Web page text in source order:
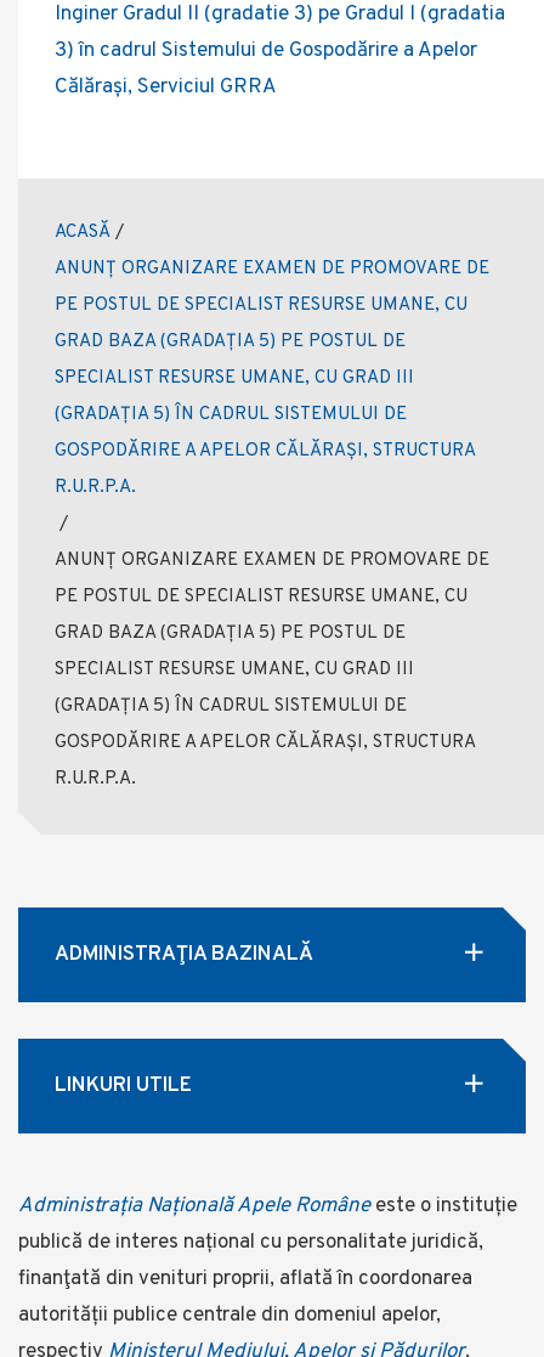
Inginer Gradul II (gradatie 3) pe Gradul I (gradatia
3) în cadrul Sistemului de Gospodărire a Apelor
Călărași, Serviciul GRRA
ACASĂ /
ANUNȚ ORGANIZARE EXAMEN DE PROMOVARE DE
PE POSTUL DE SPECIALIST RESURSE UMANE, CU
GRAD BAZA (GRADAȚIA 5) PE POSTUL DE
SPECIALIST RESURSE UMANE, CU GRAD III
(GRADAȚIA 5) ÎN CADRUL SISTEMULUI DE
GOSPODĂRIRE A APELOR CĂLĂRAȘI, STRUCTURA
R.U.R.P.A.
/
ANUNȚ ORGANIZARE EXAMEN DE PROMOVARE DE
PE POSTUL DE SPECIALIST RESURSE UMANE, CU
GRAD BAZA (GRADAȚIA 5) PE POSTUL DE
SPECIALIST RESURSE UMANE, CU GRAD III
(GRADAȚIA 5) ÎN CADRUL SISTEMULUI DE
GOSPODĂRIRE A APELOR CĂLĂRAȘI, STRUCTURA
R.U.R.P.A.
ADMINISTRAŢIA BAZINALĂ
LINKURI UTILE
Administrația Națională Apele Româneeste o instituție
publică de interes național cu personalitate juridică,
finanţată din venituri proprii, aflată în coordonarea
autorității publice centrale din domeniul apelor,